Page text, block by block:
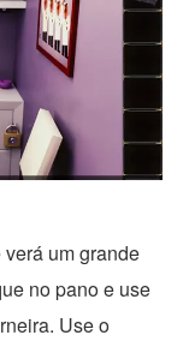
um grande
no pano e use
Use o